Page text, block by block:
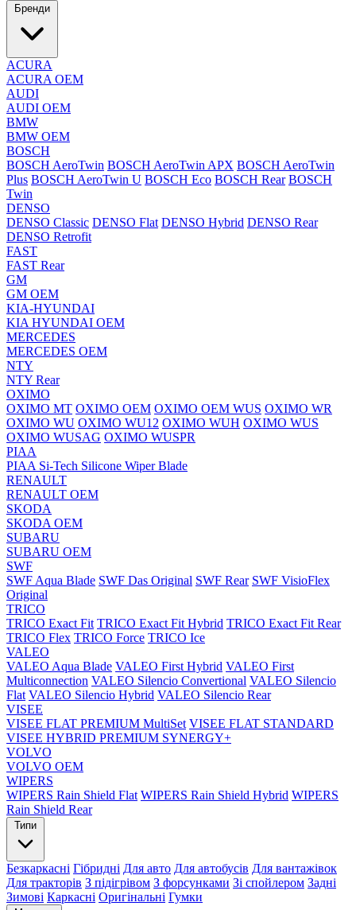
Бренди
ACURA
ACURA OEM
AUDI
AUDI OEM
BMW
BMW OEM
BOSCH
BOSCH AeroTwin BOSCH AeroTwin APX BOSCH AeroTwin
Plus BOSCH AeroTwin U BOSCH Eco BOSCH Rear BOSCH
Twin
DENSO
DENSO Classic DENSO Flat DENSO Hybrid DENSO Rear
DENSO Retrofit
FAST
FAST Rear
GM
GM OEM
KIA-HYUNDAI
KIA HYUNDAI OEM
MERCEDES
MERCEDES OEM
NTY
NTY Rear
OXIMO
OXIMO MT OXIMO OEM OXIMO OEM WUS OXIMO WR
OXIMO WU OXIMO WU12 OXIMO WUH OXIMO WUS
OXIMO WUSAG OXIMO WUSPR
PIAA
PIAA Si-Tech Silicone Wiper Blade
RENAULT
RENAULT OEM
SKODA
SKODA OEM
SUBARU
SUBARU OEM
SWF
SWF Aqua Blade SWF Das Original SWF Rear SWF VisioFlex
Original
TRICO
TRICO Exact Fit TRICO Exact Fit Hybrid TRICO Exact Fit Rear
TRICO Flex TRICO Force TRICO Ice
VALEO
VALEO Aqua Blade VALEO First Hybrid VALEO First
Multiconnection VALEO Silencio Convertional VALEO Silencio
Flat VALEO Silencio Hybrid VALEO Silencio Rear
VISEE
VISEE FLAT PREMIUM MultiSet VISEE FLAT STANDARD
VISEE HYBRID PREMIUM SYNERGY+
VOLVO
VOLVO OEM
WIPERS
WIPERS Rain Shield Flat WIPERS Rain Shield Hybrid WIPERS
Rain Shield Rear
Типи
Безкаркасні Гібридні Для авто Для автобусів Для вантажівок
Для тракторів З підігрівом З форсунками Зі спойлером Задні
Зимові Каркасні Оригінальні Гумки